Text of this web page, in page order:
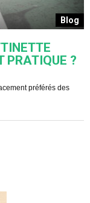
Blog
PRATIQUE ?
préférés des